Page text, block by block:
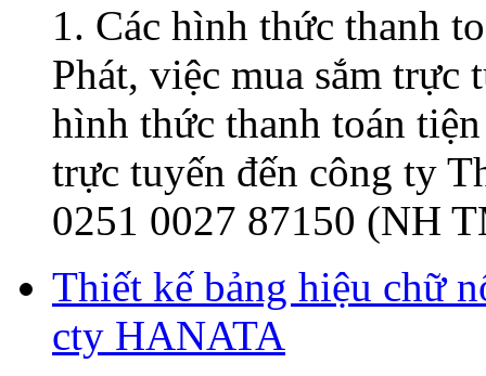
1. Các hình thức thanh
Phát, việc mua sắm trực
hình thức thanh toán
trực tuyến đến công ty
0251 0027 87150 (NH
Thiết kế bảng hiệu chữ
cty HANATA